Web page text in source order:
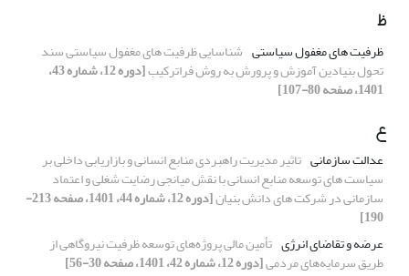
ظ
ظرفیت های مغفول سیاستی شناسایی ظرفیت های مغفول سیاستی سند
تحول بنیادین آموزش و پرورش به روش فراترکیب [دوره 12، شماره 43،
1401، صفحه 80-107]
ع
عدالت سازمانی تاثیر مدیریت راهبردی منابع انسانی و بازاریابی داخلی بر
سیاست های توسعه منابع انسانی با نقش میانجی رضایت شغلی و اعتماد
سازمانی در شرکت های دانش بنیان [دوره 12، شماره 44، 1401، صفحه 213-
190]
عرضه و تقاضای انرژی تأمین مالی پروژه‌های توسعه ظرفیت نیروگاهی از
طریق سرمایه‌های مردمی[دوره 12، شماره 42، 1401، صفحه 30-56]